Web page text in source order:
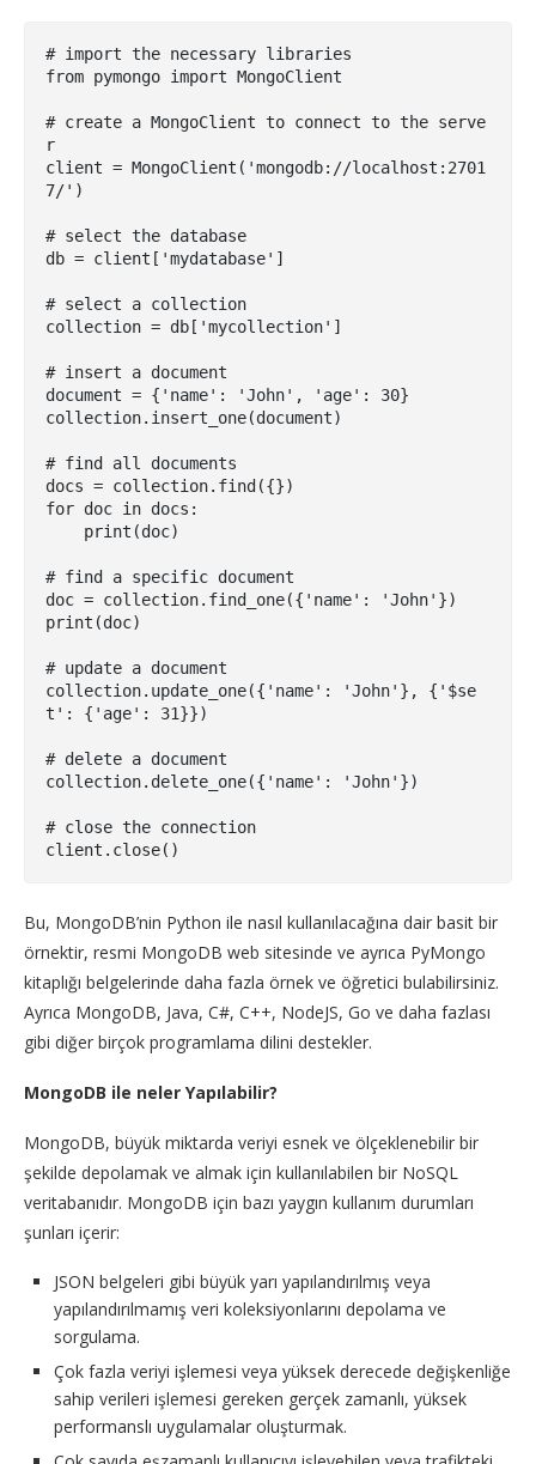
# import the necessary libraries
from pymongo import MongoClient
# create a MongoClient to connect to the serve
r
client = MongoClient('mongodb://localhost:2701
7/')
# select the database
db = client['mydatabase']
# select a collection
collection = db['mycollection']
# insert a document
document = {'name': 'John', 'age': 30}
collection.insert_one(document)
# find all documents
docs = collection.find({})
for doc in docs:
# find a specific document
doc = collection.find_one({'name': 'John'})
print(doc)
# update a document
collection.update_one({'name': 'John'}, {'$se
t': {'age': 31}})
# delete a document
collection.delete_one({'name': 'John'})
# close the connection
client.close()
Bu, MongoDB’nin Python ile nasıl kullanılacağına dair basit bir
örnektir, resmi MongoDB web sitesinde ve ayrıca PyMongo
kitaplığı belgelerinde daha fazla örnek ve öğretici bulabilirsiniz.
Ayrıca MongoDB, Java, C#, C++, NodeJS, Go ve daha fazlası
gibi diğer birçok programlama dilini destekler.
MongoDB ile neler Yapılabilir?
MongoDB, büyük miktarda veriyi esnek ve ölçeklenebilir bir
şekilde depolamak ve almak için kullanılabilen bir NoSQL
veritabanıdır. MongoDB için bazı yaygın kullanım durumları
şunları içerir:
JSON belgeleri gibi büyük yarı yapılandırılmış veya
yapılandırılmamış veri koleksiyonlarını depolama ve
sorgulama.
Çok fazla veriyi işlemesi veya yüksek derecede değişkenliğe
sahip verileri işlemesi gereken gerçek zamanlı, yüksek
performanslı uygulamalar oluşturmak.